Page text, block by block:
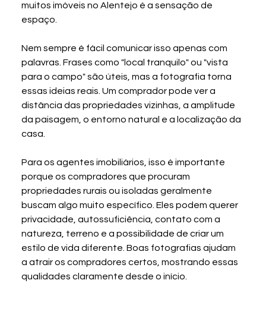
muitos imóveis no Alentejo é a sensação de
espaço.
Nem sempre é fácil comunicar isso apenas com
palavras. Frases como "local tranquilo" ou "vista
para o campo" são úteis, mas a fotografia torna
essas ideias reais. Um comprador pode ver a
distância das propriedades vizinhas, a amplitude
da paisagem, o entorno natural e a localização da
casa.
Para os agentes imobiliários, isso é importante
porque os compradores que procuram
propriedades rurais ou isoladas geralmente
buscam algo muito específico. Eles podem querer
privacidade, autossuficiência, contato com a
natureza, terreno e a possibilidade de criar um
estilo de vida diferente. Boas fotografias ajudam
a atrair os compradores certos, mostrando essas
qualidades claramente desde o início.